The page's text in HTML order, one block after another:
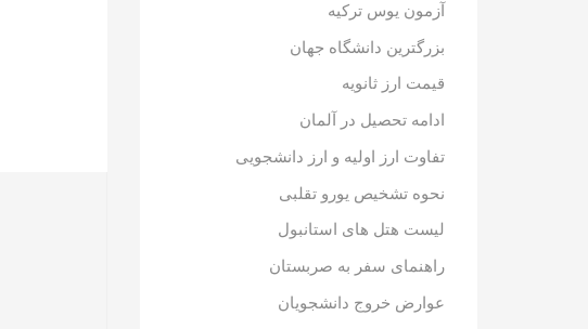
آزمون یوس ترکیه
بزرگترین دانشگاه جهان
قیمت ارز ثانویه
ادامه تحصیل در آلمان
تفاوت ارز اولیه و ارز دانشجویی
نحوه تشخیص یورو تقلبی
لیست هتل های استانبول
راهنمای سفر به صربستان
عوارض خروج دانشجویان